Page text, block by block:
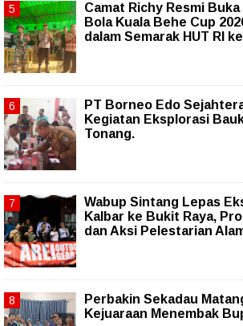
Camat Richy Resmi
Bola Kuala Behe Cup
dalam Semarak HUT RI
PT Borneo Edo
Kegiatan Eksplorasi
Tonang.
Wabup Sintang Lepas
Kalbar ke Bukit Raya,
dan Aksi Pelestarian
Perbakin Sekadau
Kejuaraan Menembak